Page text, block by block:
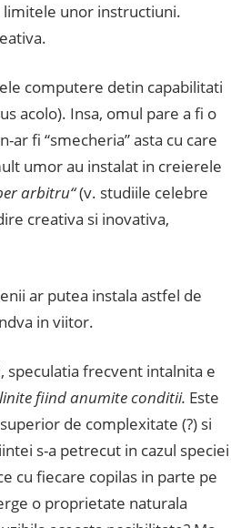
limitele unor instructiuni.
computere detin capabilitati
acolo). Insa, omul pare a fi o
fi “smecheria” asta cu care
umor au instalat in creierele
arbitru“(v. studiile celebre
creativa si inovativa,
ar putea instala astfel de
in viitor.
speculatia frecvent intalnita e
fiind anumite conditii. Este
de complexitate (?) si
s-a petrecut in cazul speciei
cu fiecare copilas in parte pe
o proprietate naturala